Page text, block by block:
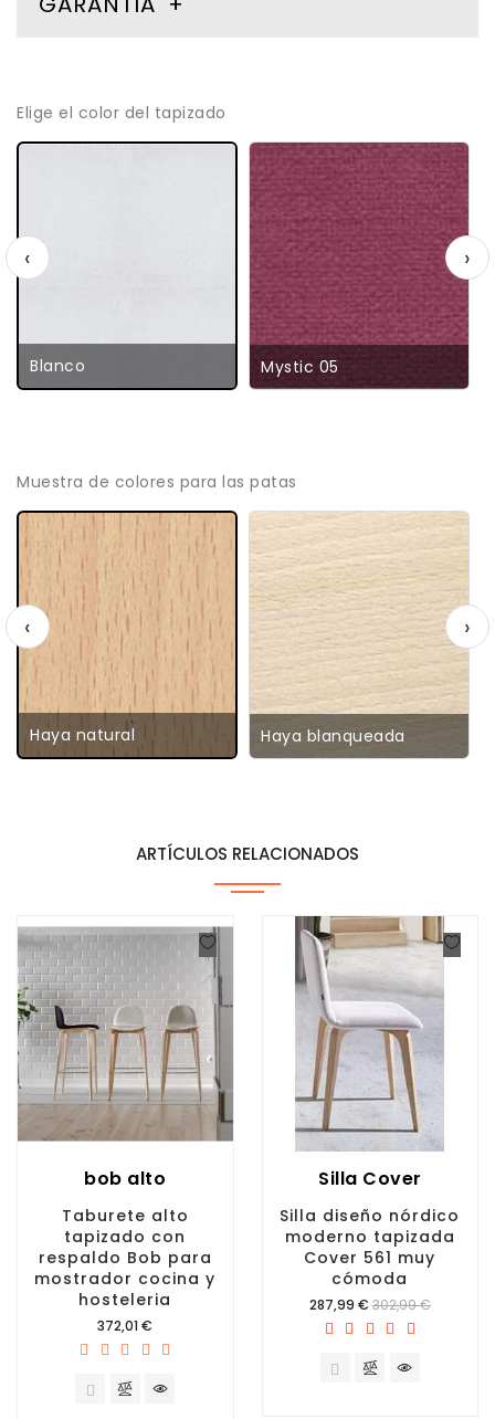
Elige el color del tapizado
Blanco Mystic 05
‹ ›
Muestra de colores para las patas
Haya natural Haya blanqueada
‹ ›
ARTÍCULOS RELACIONADOS
bob alto
Taburete alto
tapizado con
respaldo Bob para
mostrador cocina y
hosteleria
Precio
372,01 €
Silla Cover
Silla diseño nórdico
moderno tapizada
Cover 561 muy
cómoda
Precio
287,99 € 302,99 €